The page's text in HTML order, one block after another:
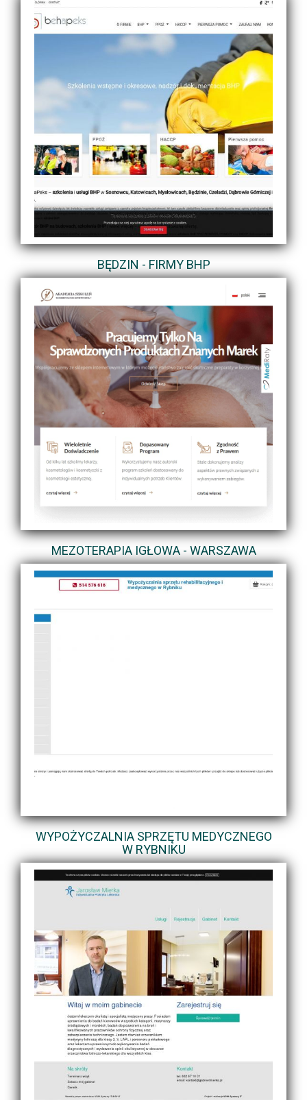
BĘDZIN - FIRMY BHP
MEZOTERAPIA IGŁOWA - WARSZAWA
WYPOŻYCZALNIA SPRZĘTU MEDYCZNEGO
W RYBNIKU